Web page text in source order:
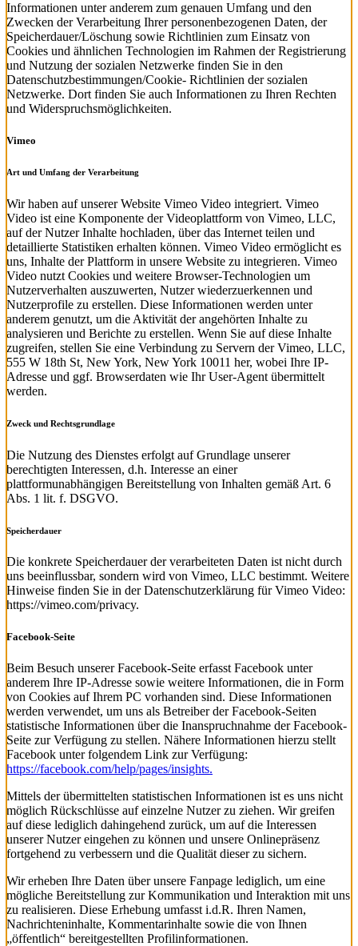
Informationen unter anderem zum genauen Umfang und den
Zwecken der Verarbeitung Ihrer personenbezogenen Daten, der
Speicherdauer/Löschung sowie Richtlinien zum Einsatz von
Cookies und ähnlichen Technologien im Rahmen der Registrierung
und Nutzung der sozialen Netzwerke finden Sie in den
Datenschutzbestimmungen/Cookie- Richtlinien der sozialen
Netzwerke. Dort finden Sie auch Informationen zu Ihren Rechten
und Widerspruchsmöglichkeiten.
Vimeo
Art und Umfang der Verarbeitung
Wir haben auf unserer Website Vimeo Video integriert. Vimeo
Video ist eine Komponente der Videoplattform von Vimeo, LLC,
auf der Nutzer Inhalte hochladen, über das Internet teilen und
detaillierte Statistiken erhalten können. Vimeo Video ermöglicht es
uns, Inhalte der Plattform in unsere Website zu integrieren. Vimeo
Video nutzt Cookies und weitere Browser-Technologien um
Nutzerverhalten auszuwerten, Nutzer wiederzuerkennen und
Nutzerprofile zu erstellen. Diese Informationen werden unter
anderem genutzt, um die Aktivität der angehörten Inhalte zu
analysieren und Berichte zu erstellen. Wenn Sie auf diese Inhalte
zugreifen, stellen Sie eine Verbindung zu Servern der Vimeo, LLC,
555 W 18th St, New York, New York 10011 her, wobei Ihre IP-
Adresse und ggf. Browserdaten wie Ihr User-Agent übermittelt
werden.
Zweck und Rechtsgrundlage
Die Nutzung des Dienstes erfolgt auf Grundlage unserer
berechtigten Interessen, d.h. Interesse an einer
plattformunabhängigen Bereitstellung von Inhalten gemäß Art. 6
Abs. 1 lit. f. DSGVO.
Speicherdauer
Die konkrete Speicherdauer der verarbeiteten Daten ist nicht durch
uns beeinflussbar, sondern wird von Vimeo, LLC bestimmt. Weitere
Hinweise finden Sie in der Datenschutzerklärung für Vimeo Video:
https://vimeo.com/privacy.
Facebook-Seite
Beim Besuch unserer Facebook-Seite erfasst Facebook unter
anderem Ihre IP-Adresse sowie weitere Informationen, die in Form
von Cookies auf Ihrem PC vorhanden sind. Diese Informationen
werden verwendet, um uns als Betreiber der Facebook-Seiten
statistische Informationen über die Inanspruchnahme der Facebook-
Seite zur Verfügung zu stellen. Nähere Informationen hierzu stellt
Facebook unter folgendem Link zur Verfügung:
https://facebook.com/help/pages/insights.
Mittels der übermittelten statistischen Informationen ist es uns nicht
möglich Rückschlüsse auf einzelne Nutzer zu ziehen. Wir greifen
auf diese lediglich dahingehend zurück, um auf die Interessen
unserer Nutzer eingehen zu können und unsere Onlinepräsenz
fortgehend zu verbessern und die Qualität dieser zu sichern.
Wir erheben Ihre Daten über unsere Fanpage lediglich, um eine
mögliche Bereitstellung zur Kommunikation und Interaktion mit uns
zu realisieren. Diese Erhebung umfasst i.d.R. Ihren Namen,
Nachrichteninhalte, Kommentarinhalte sowie die von Ihnen
„öffentlich“ bereitgestellten Profilinformationen.